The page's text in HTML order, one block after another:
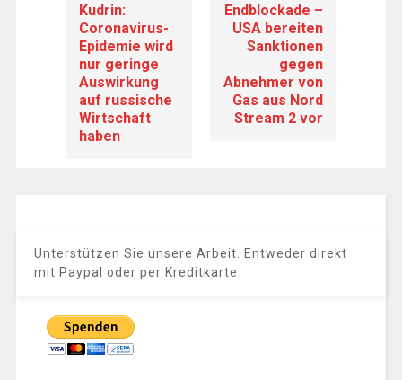
Kudrin:
Coronavirus-
Epidemie wird
nur geringe
Auswirkung
auf russische
Wirtschaft
haben
Endblockade –
USA bereiten
Sanktionen
gegen
Abnehmer von
Gas aus Nord
Stream 2 vor
Unterstützen Sie unsere Arbeit. Entweder direkt
mit Paypal oder per Kreditkarte